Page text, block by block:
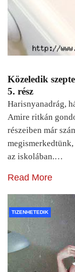
Közeledik
5. rész
Harisnyanadrág,
Amire ritkán
részeiben már
az iskolában.…
Read More
TIZENHETEDIK